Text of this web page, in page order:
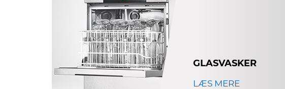
GLASVASKER
LÆS MERE